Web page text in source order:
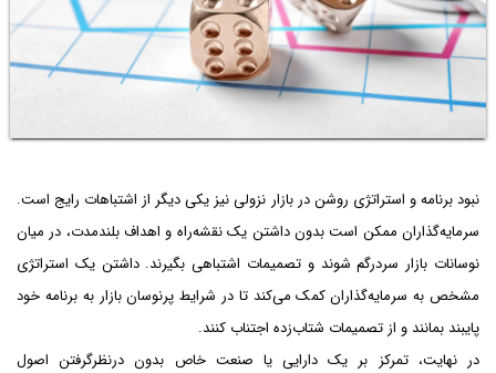
نبود برنامه و استراتژی روشن در بازار نزولی نیز یکی دیگر از اشتباهات رایج است.
سرمایه‌گذاران ممکن است بدون داشتن یک نقشه‌راه و اهداف بلندمدت، در میان
نوسانات بازار سردرگم شوند و تصمیمات اشتباهی بگیرند. داشتن یک استراتژی
مشخص به سرمایه‌گذاران کمک می‌کند تا در شرایط پرنوسان بازار به برنامه خود
پایبند بمانند و از تصمیمات شتاب‌زده اجتناب کنند.
در نهایت، تمرکز بر یک دارایی یا صنعت خاص بدون درنظرگرفتن اصول